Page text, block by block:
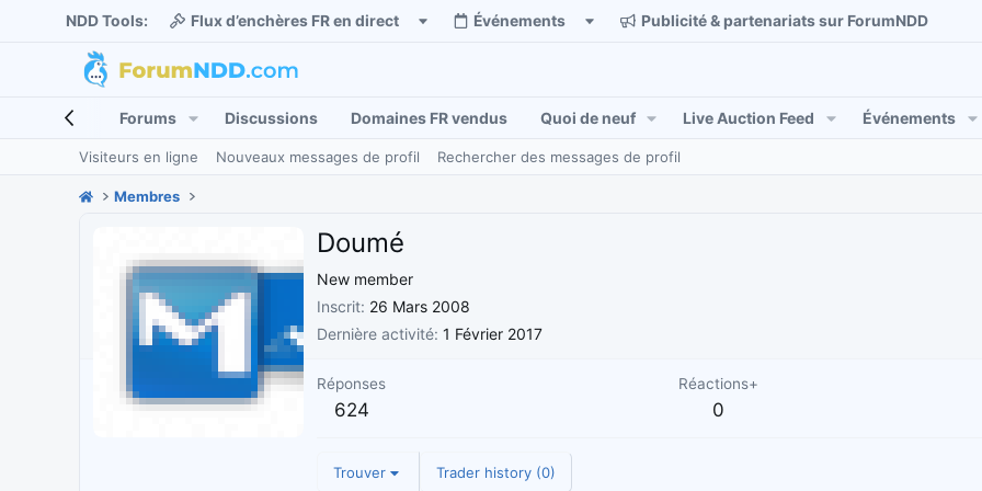
NDD Tools: Flux d’enchères FR en direct Événements Publicité & partenariats sur ForumNDD
Forums Discussions Domaines FR vendus Quoi de neuf Live Auction Feed Événements
Visiteurs en ligne Nouveaux messages de profil Rechercher des messages de profil
Membres
Doumé
New member
Inscrit 26 Mars 2008
Dernière activité 1 Février 2017
Réponses
624
Réactions+
0
Trouver Trader history (0)